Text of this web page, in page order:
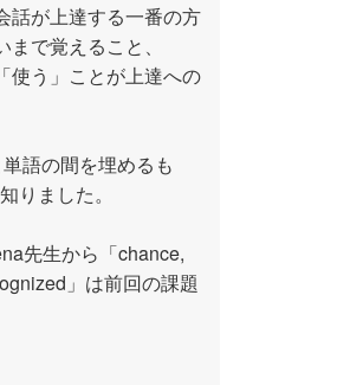
話が上達する一番の方
で覚えること、
使う」ことが上達への
語の間を埋めるも
りました。
先生から「chance,
」は前回の課題